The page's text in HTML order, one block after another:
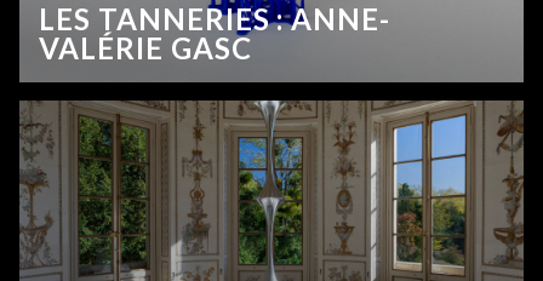
LES TANNERIES : ANNE-
VALÉRIE GASC